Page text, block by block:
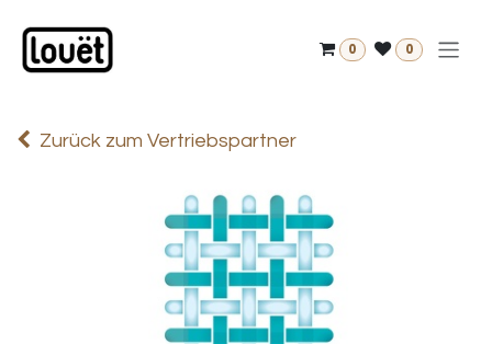
0 0
Zurück zum Vertriebspartner